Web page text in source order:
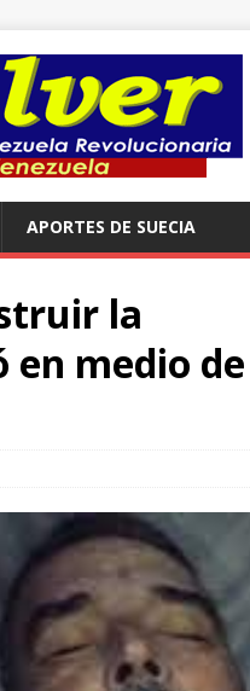
APORTES DE SUECIA
la
medio de